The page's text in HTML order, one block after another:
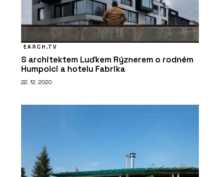
EARCH.TV
S architektem Luďkem Rýznerem o rodném
Humpolci a hotelu Fabrika
22. 12. 2020